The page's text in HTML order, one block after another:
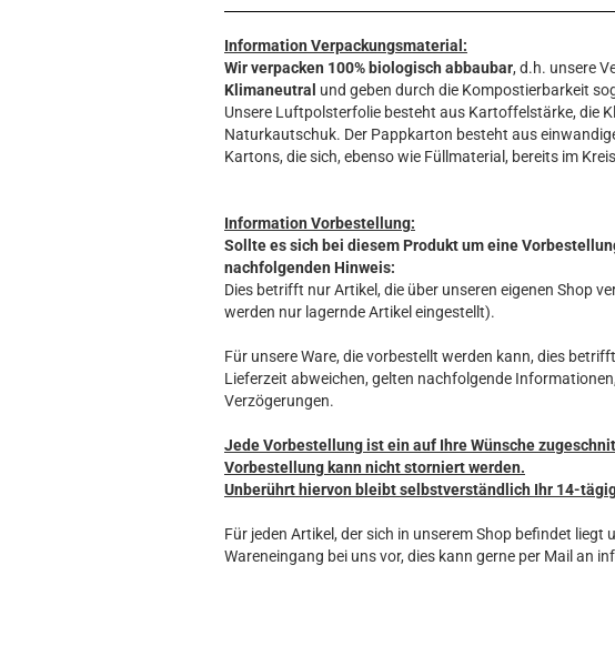
Information Verpackungsmaterial:
Wir verpacken 100% biologisch abbaubar, d.h. unsere
Klimaneutral und geben durch die Kompostierbarkeit
Unsere Luftpolsterfolie besteht aus Kartoffelstärke, die
Naturkautschuk. Der Pappkarton besteht aus
Kartons, die sich, ebenso wie Füllmaterial, bereits im
Information Vorbestellung:
Sollte es sich bei diesem Produkt um eine
nachfolgenden Hinweis:
Dies betrifft nur Artikel, die über unseren eigenen Shop
werden nur lagernde Artikel eingestellt).
Für unsere Ware, die vorbestellt werden kann, dies
Lieferzeit abweichen, gelten nachfolgende
Verzögerungen.
Jede Vorbestellung ist ein auf Ihre Wünsche
Vorbestellung kann nicht storniert werden.
Unberührt hiervon bleibt selbstverständlich Ihr 14-
Für jeden Artikel, der sich in unserem Shop befindet liegt
Wareneingang bei uns vor, dies kann gerne per Mail an